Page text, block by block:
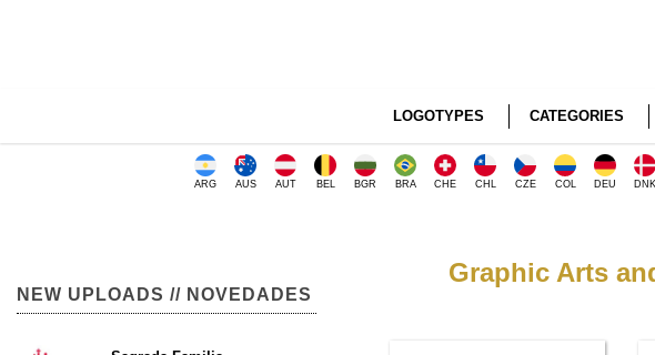
LOGOTYPES CATEGORIES
ARG AUS AUT BEL BGR BRA CHE CHL CZE COL DEU DNK
Graphic Arts
NEW UPLOADS // NOVEDADES